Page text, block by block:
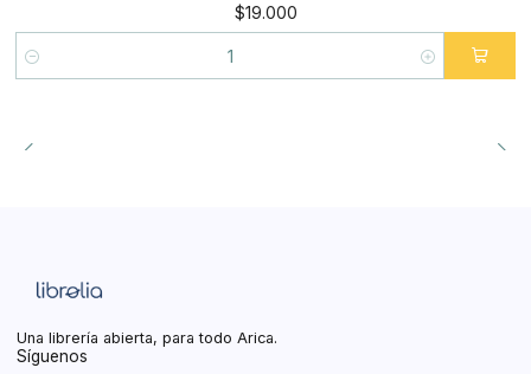
$19.000
Cantidad
Una librería abierta, para todo Arica.
Síguenos